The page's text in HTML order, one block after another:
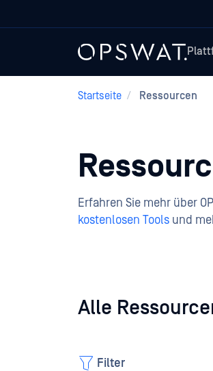
Startseite / Ressourcen
Erfahren Sie mehr über
kostenlosen Tools und
Alle
Filter